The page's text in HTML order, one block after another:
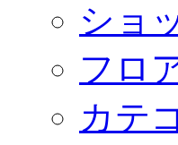
ショ
フロ
カテ